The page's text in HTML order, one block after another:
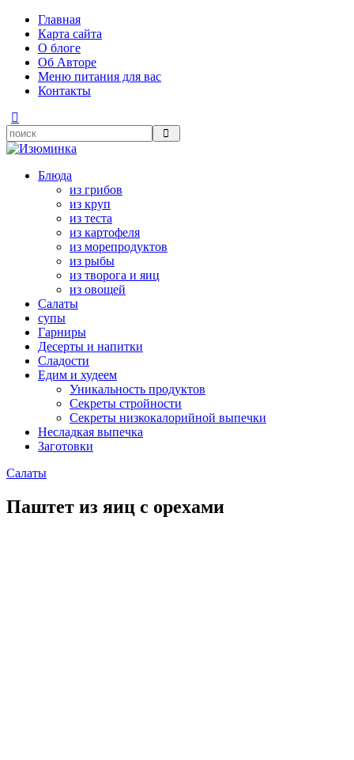
Главная
Карта сайта
О блоге
Об Авторе
Меню питания для вас
Контакты
Блюда
из грибов
из круп
из теста
из картофеля
из морепродуктов
из рыбы
из творога и яиц
из овощей
Салаты
супы
Гарниры
Десерты и напитки
Сладости
Едим и худеем
Уникальность продуктов
Секреты стройности
Секреты низкокалорийной выпечки
Несладкая выпечка
Заготовки
Салаты
Паштет из яиц с орехами